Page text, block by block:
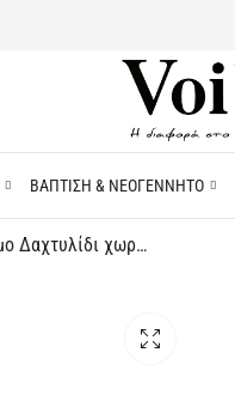
ΒΑΠΤΙΣΗ & ΝΕΟΓΕΝΝΗΤΟ
K14 Δίχρωμο Δαχτυλίδι χωρίς Πέτρες